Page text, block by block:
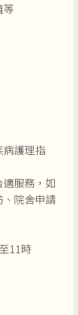
等
病護理指
服務，如
院舍申請
11時